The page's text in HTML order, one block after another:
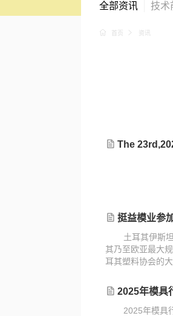
全部资讯 技术
首页 资讯
The
挺益模业参加土
土耳其伊斯
其乃至欧亚最大
耳其塑料协会的
2025年模具
‌2025年模具